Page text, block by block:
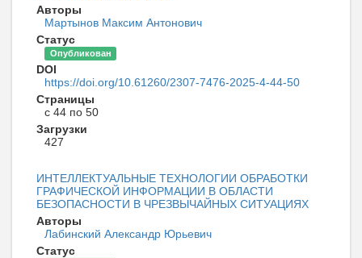
Авторы
Мартынов Максим Антонович
Статус
Опубликован
DOI
https://doi.org/10.61260/2307-7476-2025-4-44-50
Страницы
с 44 по 50
Загрузки
427
ИНТЕЛЛЕКТУАЛЬНЫЕ ТЕХНОЛОГИИ ОБРАБОТКИ
ГРАФИЧЕСКОЙ ИНФОРМАЦИИ В ОБЛАСТИ
БЕЗОПАСНОСТИ В ЧРЕЗВЫЧАЙНЫХ СИТУАЦИЯХ
Авторы
Лабинский Александр Юрьевич
Статус